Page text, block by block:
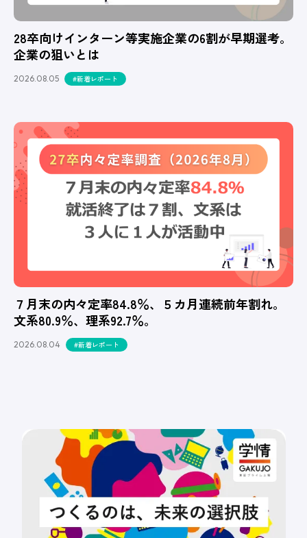
28卒向けインターン等実施企業の6割が早期選考。
企業の狙いとは
2026.08.05 #新着レポート
７月末の内々定率84.8％、５カ月連続前年割れ。
文系80.9％、理系92.7％。
2026.08.04 #新着レポート